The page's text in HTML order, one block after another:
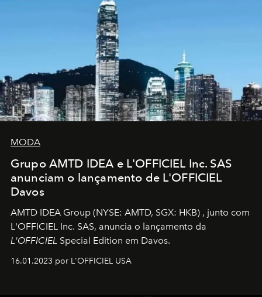
MODA
Grupo AMTD IDEA e L'OFFICIEL Inc. SAS
anunciam o lançamento de L'OFFICIEL
Davos
AMTD IDEA Group (NYSE: AMTD, SGX: HKB) , junto com
L'OFFICIEL Inc. SAS, anuncia o lançamento da
L'OFFICIEL Special Edition em Davos.
16.01.2023 por L'OFFICIEL USA